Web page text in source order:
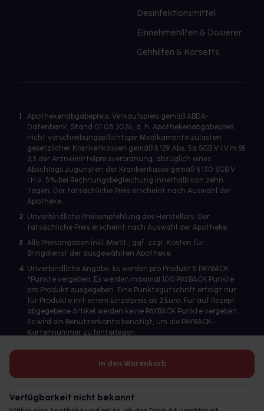
In den Warenkorb
Verfügbarkeit nicht bekannt
Desinfektionsmittel
Einnehmehilfen & Dosierer
Gehhilfen & Korsetts
1
Apothekenabgabepreis: Verkaufspreis gemäß ABDA-
Datenbank, Stand 01.08.2026, d. h. Apothekenabgabepreis
nicht verschreibungspflichtiger Medikamente zulasten
gesetzlicher Krankenkassen gemäß § 129 Abs. 5a SGB V i.V.m §§
2,3 der Arzneimittelpreisverordnung, abzüglich eines
Abschlags zugunsten der Krankenkasse gemäß § 130 SGB V
i.H.v. 5% bei Rechnungsbegleichung innerhalb von zehn
Tagen. Der tatsächliche Preis erscheint nach Auswahl der
Apotheke.
2 Unverbindliche Preisempfehlung des Herstellers. Der
tatsächliche Preis erscheint nach Auswahl der Apotheke.
3 Alle Preisangaben inkl. MwSt., ggf. zzgl. Kosten für
Bringdienst der ausgewählten Apotheke.
4 Unverbindliche Angabe. Es werden pro Produkt 5 PAYBACK
°Punkte vergeben. Es werden maximal 100 PAYBACK Punkte
pro Produkt ausgegeben. Eine Punktegutschrift erfolgt nur
für Produkte mit einem Einzelpreis ab 2 Euro. Für auf Rezept
abgegebene Artikel werden keine PAYBACK Punkte vergeben.
Es wird ein Benutzerkonto benötigt, um die PAYBACK-
Kartennummer zu hinterlegen.
Betreiber des Portals und verantwortlich: gesund.de GmbH &
© 2026 gesund.de GmbH & Co. KG